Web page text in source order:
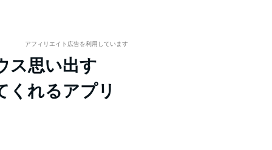
アフィリエイト広告を利用しています
ス思い出す
くれるアプリ